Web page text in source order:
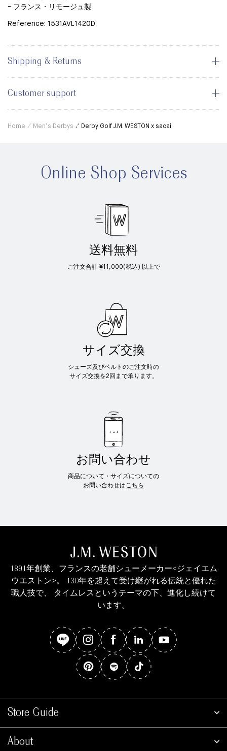
- フランス・リモージュ製
Reference: 1531AVL1420D
Shipping & Returns
Customer support
Home Men’s Derbys Derby Golf J.M. WESTON x sacai
Online Shop Services
送料無料
ご注文合計 ¥11,000(税込) 以上で
サイズ交換
シューズ及びベルトのご注文時の
サイズ交換を2回まで承ります。
お問い合わせ
商品について・サイズについての
お問い合わせはこちら
Store Guide
About
1891年創業、フランスの老舗シューメーカー<ジェイエム
ウエストン>。 130年を超えて受け継がれる伝統と優れた
職人技で、 タイムレスというテーマの下、進化し続けて
います。